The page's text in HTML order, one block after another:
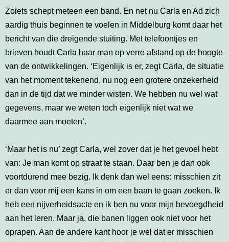
Zoiets schept meteen een band. En net nu Carla en Ad zich
aardig thuis beginnen te voelen in Middelburg komt daar het
bericht van die dreigende stuiting. Met telefoontjes en
brieven houdt Carla haar man op verre afstand op de hoogte
van de ontwikkelingen. ‘Eigenlijk is er, zegt Carla, de situatie
van het moment tekenend, nu nog een grotere onzekerheid
dan in de tijd dat we minder wisten. We hebben nu wel wat
gegevens, maar we weten toch eigenlijk niet wat we
daarmee aan moeten’.
‘Maar het is nu’ zegt Carla, wel zover dat je het gevoel hebt
van: Je man komt op straat te staan. Daar ben je dan ook
voortdurend mee bezig. Ik denk dan wel eens: misschien zit
er dan voor mij een kans in om een baan te gaan zoeken. Ik
heb een nijverheidsacte en ik ben nu voor mijn bevoegdheid
aan het leren. Maar ja, die banen liggen ook niet voor het
oprapen. Aan de andere kant hoor je wel dat er misschien